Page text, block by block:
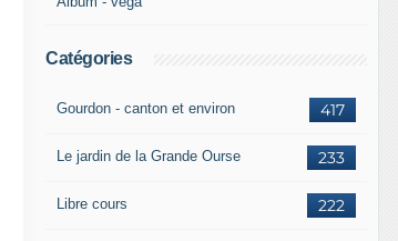
Catégories
417
Gourdon - canton et environ
233
Le jardin de la Grande Ourse
222
Libre cours